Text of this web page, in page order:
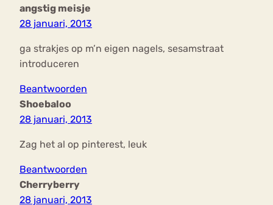
angstig meisje
28 januari, 2013
ga strakjes op m’n eigen nagels, sesamstraat
introduceren
Beantwoorden
Shoebaloo
28 januari, 2013
Zag het al op pinterest, leuk
Beantwoorden
Cherryberry
28 januari, 2013